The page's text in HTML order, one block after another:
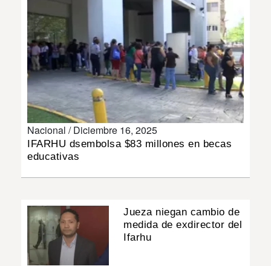
IMPRESO
Nacional /Diciembre 16, 2025
IFARHU dsembolsa $83 millones en becas
educativas
Jueza niegan cambio de
medida de exdirector del
Ifarhu